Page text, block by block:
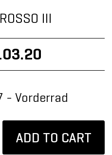
III
- Vorderrad
ADD TO CART